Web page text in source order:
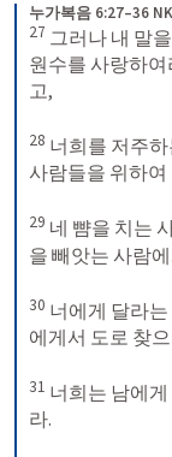
누가복음 6:27–36
27 그러나 내 말
원수를 사랑하
고,
28 너희를 저주
사람들을 위하여
29 네 뺨을 치는
을 빼앗는 사람
30 너에게 달라
에게서 도로 찾
31 너희는 남에
라.